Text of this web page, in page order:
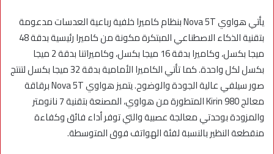
يأتي هواوي Nova 5T بنظام كاميرا خلفية رباعية العدسات مدعومة
بتقنية الذكاء الاصطناعي المبتكرة مكونة من كاميرا رئيسية بدقة 48
ميجا بكسل، وكاميرا بدقة 16 ميجا بكسل، وكاميراتنا بدقة 2 ميجا
بكسل لكل واحدة. كما تأتي الكاميرا الأمامية بدقة 32 ميجا بكسل لتنتج
صور سيلفي عالية الجودة والوضوح. يتميز هواوي Nova 5T برقاقة
معالج Kirin 980 المتطورة من هواوي، المصنعة بتقنية 7 نانومتر
والمزودة بوحدتي معالجة عصبية والتي توفر أداء فائق وكفاءة
منقطعة النظير بالنسبة لفئة الهواتف فوق المتوسطة.